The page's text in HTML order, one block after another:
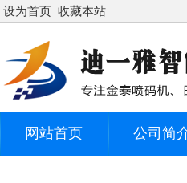
设为首页 收藏本站
网站首页 公司简